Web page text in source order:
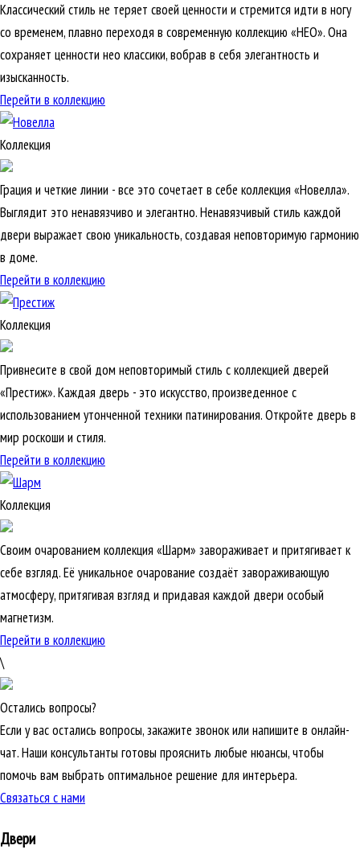
Классический стиль не теряет своей ценности и стремится идти в ногу
со временем, плавно переходя в современную коллекцию «НЕО». Она
сохраняет ценности нео классики, вобрав в себя элегантность и
изысканность.
Перейти в коллекцию
Коллекция
Грация и четкие линии - все это сочетает в себе коллекция «Новелла».
Выглядит это ненавязчиво и элегантно. Ненавязчивый стиль каждой
двери выражает свою уникальность, создавая неповторимую гармонию
в доме.
Перейти в коллекцию
Коллекция
Привнесите в свой дом неповторимый стиль с коллекцией дверей
«Престиж». Каждая дверь - это искусство, произведенное с
использованием утонченной техники патинирования. Откройте дверь в
мир роскоши и стиля.
Перейти в коллекцию
Коллекция
Своим очарованием коллекция «Шарм» завораживает и притягивает к
себе взгляд. Её уникальное очарование создаёт завораживающую
атмосферу, притягивая взгляд и придавая каждой двери особый
магнетизм.
Перейти в коллекцию
\
Остались вопросы?
Если у вас остались вопросы, закажите звонок или напишите в онлайн-
чат. Наши консультанты готовы прояснить любые нюансы, чтобы
помочь вам выбрать оптимальное решение для интерьера.
Связаться с нами
Двери